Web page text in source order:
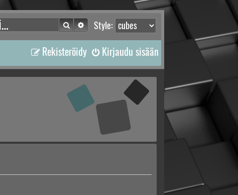
Style:
Etsi Tarkennettu haku
Kirjaudu sisään
Rekisteröidy